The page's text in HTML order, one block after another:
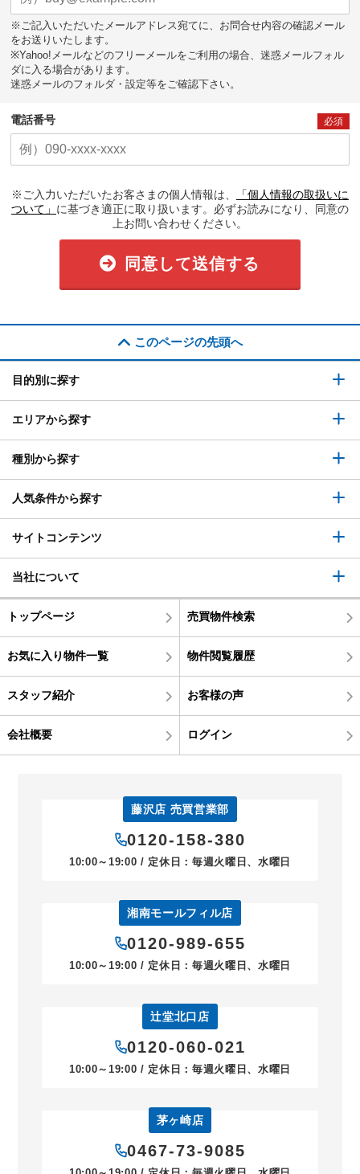
※ご記入いただいたメールアドレス宛てに、お問合せ内容の確認メール
をお送りいたします。
※Yahoo!メールなどのフリーメールをご利用の場合、迷惑メールフォル
ダに入る場合があります。
迷惑メールのフォルダ・設定等をご確認下さい。
電話番号 必須
※ご入力いただいたお客さまの個人情報は、
「個人情報の取扱いに
ついて」 に基づき適正に取り扱います。必ずお読みになり、同意の
上お問い合わせください。
同意して送信する
このページの先頭へ
目的別に探す
エリアから探す
種別から探す
人気条件から探す
サイトコンテンツ
当社について
トップページ 売買物件検索
お気に入り物件一覧 物件閲覧履歴
スタッフ紹介 お客様の声
会社概要 ログイン
藤沢店 売買営業部
0120-158-380
10:00～19:00 / 定休日：毎週火曜日、水曜日
湘南モールフィル店
0120-989-655
10:00～19:00 / 定休日：毎週火曜日、水曜日
辻堂北口店
0120-060-021
10:00～19:00 / 定休日：毎週火曜日、水曜日
茅ヶ崎店
0467-73-9085